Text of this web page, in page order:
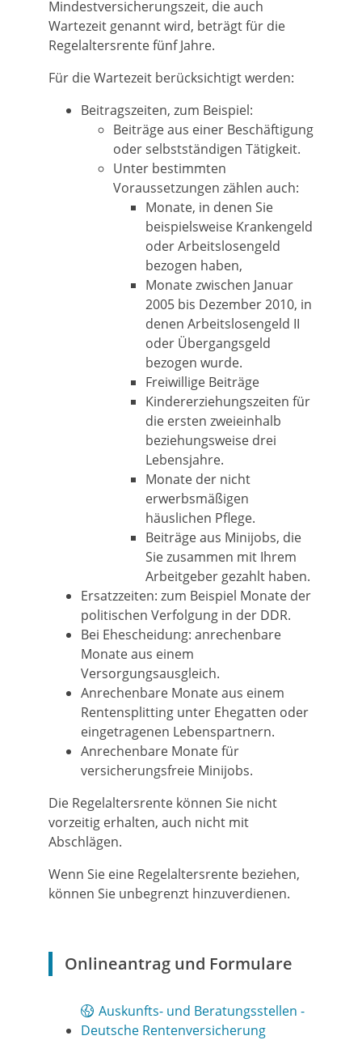
Mindestversicherungszeit, die auch
Wartezeit genannt wird, beträgt für die
Regelaltersrente fünf Jahre.
Für die Wartezeit berücksichtigt werden:
Beitragszeiten, zum Beispiel:
Beiträge aus einer Beschäftigung
oder selbstständigen Tätigkeit.
Unter bestimmten
Voraussetzungen zählen auch:
Monate, in denen Sie
beispielsweise Krankengeld
oder Arbeitslosengeld
bezogen haben,
Monate zwischen Januar
2005 bis Dezember 2010, in
denen Arbeitslosengeld II
oder Übergangsgeld
bezogen wurde.
Freiwillige Beiträge
Kindererziehungszeiten für
die ersten zweieinhalb
beziehungsweise drei
Lebensjahre.
Monate der nicht
erwerbsmäßigen
häuslichen Pflege.
Beiträge aus Minijobs, die
Sie zusammen mit Ihrem
Arbeitgeber gezahlt haben.
Ersatzzeiten: zum Beispiel Monate der
politischen Verfolgung in der DDR.
Bei Ehescheidung: anrechenbare
Monate aus einem
Versorgungsausgleich.
Anrechenbare Monate aus einem
Rentensplitting unter Ehegatten oder
eingetragenen Lebenspartnern.
Anrechenbare Monate für
versicherungsfreie Minijobs.
Die Regelaltersrente können Sie nicht
vorzeitig erhalten, auch nicht mit
Abschlägen.
Wenn Sie eine Regelaltersrente beziehen,
können Sie unbegrenzt hinzuverdienen.
Onlineantrag und Formulare
Auskunfts- und Beratungsstellen -
Deutsche Rentenversicherung